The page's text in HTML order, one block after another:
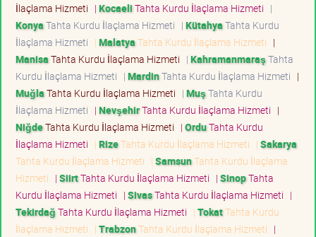
İlaçlama Hizmeti | KocaeliTahta Kurdu İlaçlama Hizmeti |
KonyaTahta Kurdu İlaçlama Hizmeti | KütahyaTahta Kurdu
İlaçlama Hizmeti | MalatyaTahta Kurdu İlaçlama Hizmeti |
ManisaTahta Kurdu İlaçlama Hizmeti | KahramanmaraşTahta
Kurdu İlaçlama Hizmeti | MardinTahta Kurdu İlaçlama Hizmeti |
MuğlaTahta Kurdu İlaçlama Hizmeti | MuşTahta Kurdu
İlaçlama Hizmeti | NevşehirTahta Kurdu İlaçlama Hizmeti |
NiğdeTahta Kurdu İlaçlama Hizmeti | OrduTahta Kurdu
İlaçlama Hizmeti | RizeTahta Kurdu İlaçlama Hizmeti | Sakarya
Tahta Kurdu İlaçlama Hizmeti | SamsunTahta Kurdu İlaçlama
Hizmeti | SiirtTahta Kurdu İlaçlama Hizmeti | SinopTahta
Kurdu İlaçlama Hizmeti | SivasTahta Kurdu İlaçlama Hizmeti |
TekirdağTahta Kurdu İlaçlama Hizmeti | TokatTahta Kurdu
İlaçlama Hizmeti | TrabzonTahta Kurdu İlaçlama Hizmeti |